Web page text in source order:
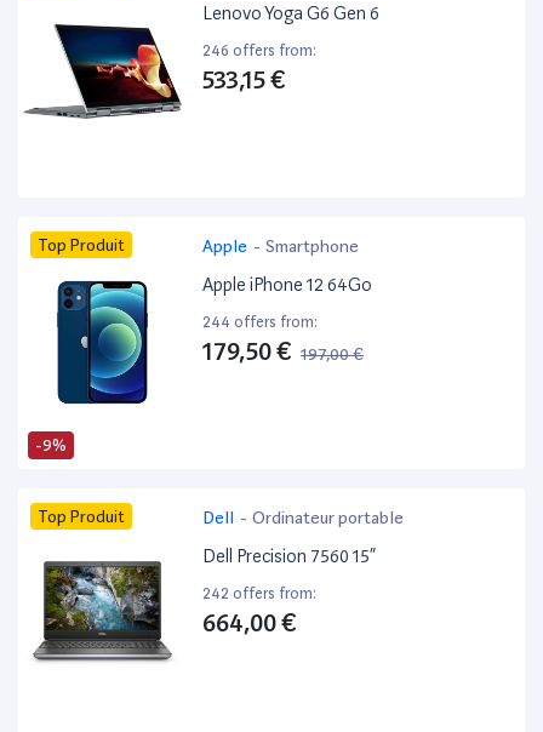
Lenovo Yoga G6 Gen 6
246 offers from:
533,15 €
-9%
Top Produit Apple - Smartphone
Apple iPhone 12 64Go
244 offers from:
179,50 € 197,00 €
Top Produit Dell - Ordinateur portable
Dell Precision 7560 15”
242 offers from:
664,00 €